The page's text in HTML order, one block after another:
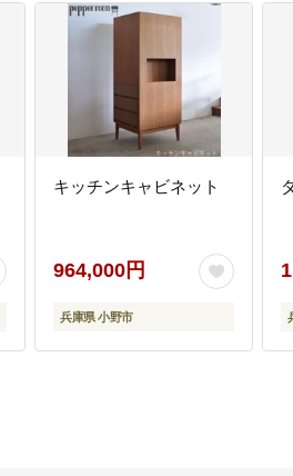
キッチンキャビネット
964,000円
兵庫県 小野市